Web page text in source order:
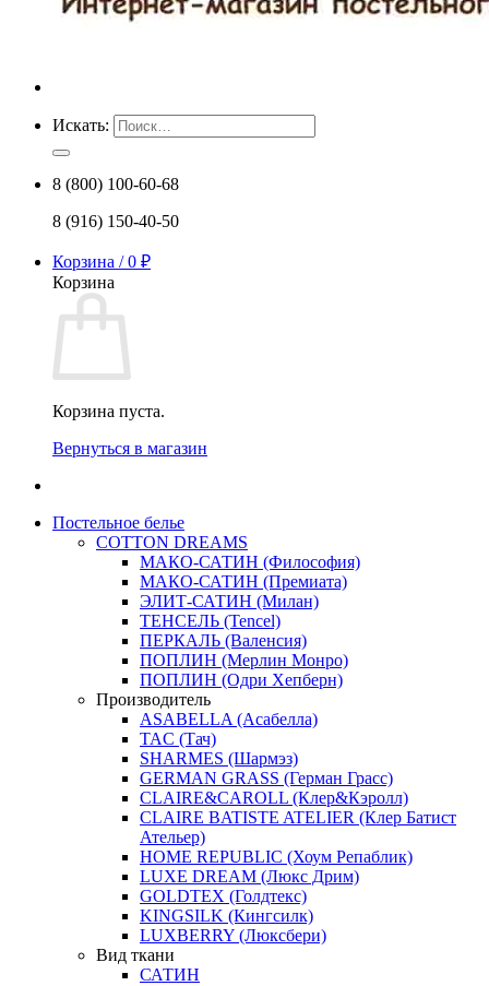
Искать:
8 (800) 100-60-68
8 (916) 150-40-50
Корзина /0 ₽
Корзина
Корзина пуста.
Вернуться в магазин
Постельное белье
COTTON DREAMS
МАКО-САТИН (Философия)
МАКО-САТИН (Премиата)
ЭЛИТ-САТИН (Милан)
ТЕНСЕЛЬ (Tencel)
ПЕРКАЛЬ (Валенсия)
ПОПЛИН (Мерлин Монро)
ПОПЛИН (Одри Хепберн)
Производитель
ASABELLA (Асабелла)
TAC (Тач)
SHARMES (Шармэз)
GERMAN GRASS (Герман Грасс)
CLAIRE&CAROLL (Клер&Кэролл)
CLAIRE BATISTE ATELIER (Клер Батист
Ательер)
HOME REPUBLIC (Хоум Репаблик)
LUXE DREAM (Люкс Дрим)
GOLDTEX (Голдтекс)
KINGSILK (Кингсилк)
LUXBERRY (Люксбери)
Вид ткани
САТИН